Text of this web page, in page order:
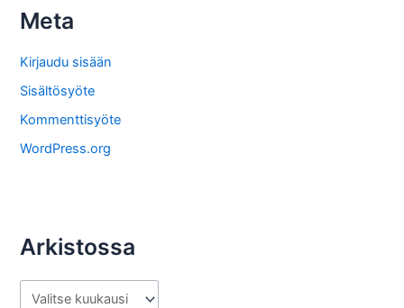
s
o
s
t
a
Meta
Kirjaudu sisään
Sisältösyöte
Kommenttisyöte
WordPress.org
Arkistossa